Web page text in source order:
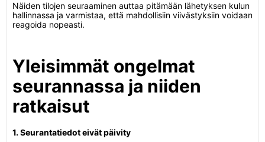
Näiden tilojen seuraaminen auttaa pitämään lähetyksen kulun
hallinnassa ja varmistaa, että mahdollisiin viivästyksiin voidaan
reagoida nopeasti.
Yleisimmät ongelmat
seurannassa ja niiden
ratkaisut
1. Seurantatiedot eivät päivity